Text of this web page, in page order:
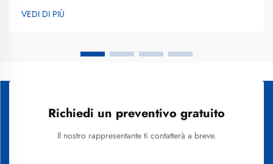
fine di prendere decisioni consapevoli. I migliori trattamenti
sbiancanti per i denti combinano formulazioni
VEDI DI PIÙ
Richiedi un preventivo gratuito
Il nostro rappresentante ti contatterà a breve.